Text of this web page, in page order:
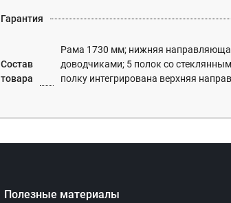
Гарантия
Состав
товара
Рама 1730 мм; нижняя
доводчиками; 5 полок со
полку интегрирована верхняя
Полезные материалы